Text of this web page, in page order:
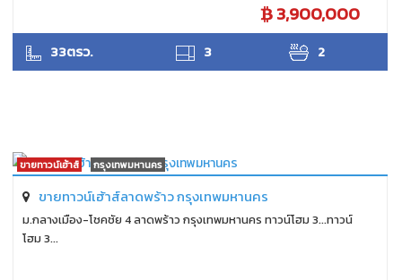
3,900,000
33ตรว. 3 2
SUKHON
ขายทาวน์เฮ้าส์ กรุงเทพมหานคร
ขายทาวน์เฮ้าส์ลาดพร้าว กรุงเทพมหานคร
ม.กลางเมือง-โชคชัย 4 ลาดพร้าว กรุงเทพมหานคร ทาวน์โฮม 3...ทาวน์
โฮม 3...